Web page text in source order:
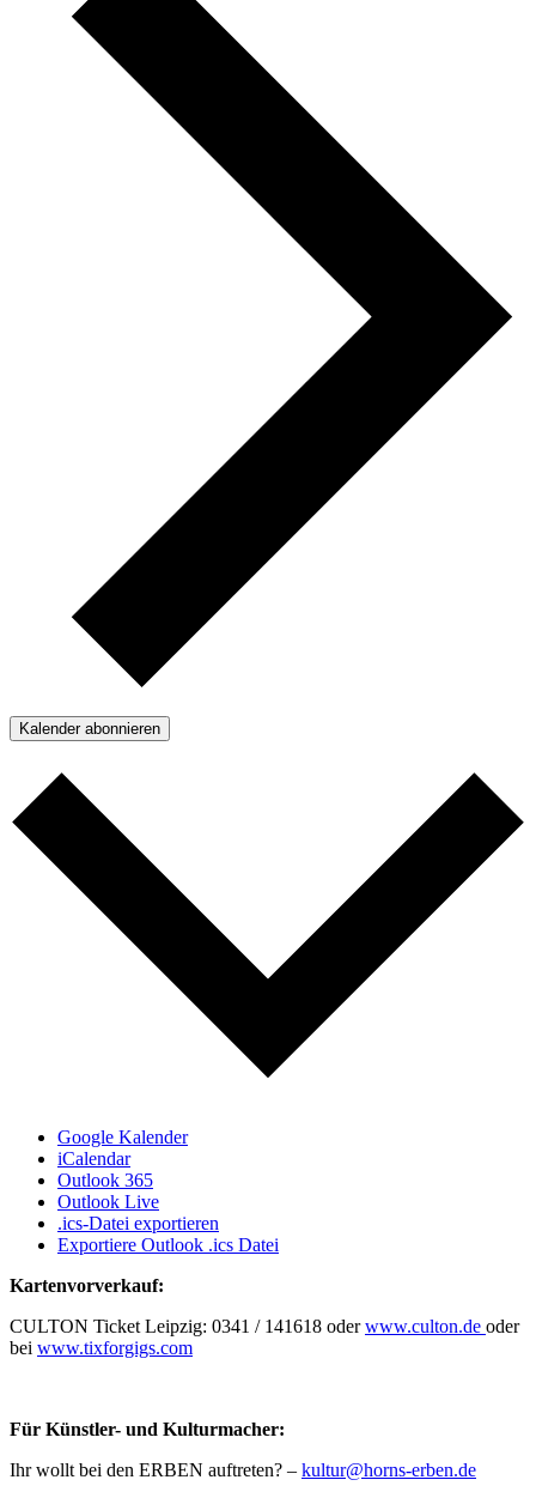
Kalender abonnieren
Google Kalender
iCalendar
Outlook 365
Outlook Live
.ics-Datei exportieren
Exportiere Outlook .ics Datei
Kartenvorverkauf:
CULTON Ticket Leipzig: 0341 / 141618 oderwww.culton.de oder
bei www.tixforgigs.com
Für Künstler- und Kulturmacher:
Ihr wollt bei den ERBEN auftreten? – kultur@horns-erben.de